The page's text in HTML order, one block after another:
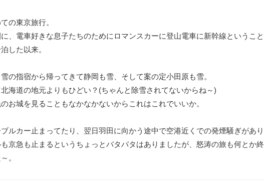
の東京旅行。
に、電車好きな息子たちのためにロマンスカーに登山電車に新幹線ということ
した以来。
の指宿から帰ってきて静岡も雪、そして案の定小田原も雪。
北海道の地元よりもひどい？(ちゃんと除雪されてないからね～)
お城を見ることもなかなかないからこれはこれでいいか。
ルカー止まってたり、翌日羽田に向かう途中で空港近くでの発煙騒ぎがあり
京急も止まるというちょっとバタバタはありましたが、怒涛の旅も何とか終
。